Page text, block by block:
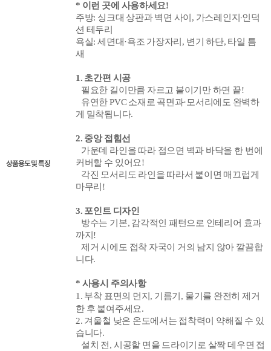
상품용도 및 특징
* 이런 곳에 사용하세요!
주방: 싱크대 상판과 벽면 사이, 가스레인지 ·인덕
션 테두리
욕실: 세면대·욕조 가장자리, 변기 하단, 타일 틈
새
1. 초간편 시공
필요한 길이만큼 자르고 붙이기만 하면 끝!
유연한 PVC 소재 로 곡면과·모서리에도 완벽하
게 밀착됩니다.
2. 중앙 접힘선
가운데 라인을 따라 접으면 벽과 바닥을 한 번에
커버할 수 있어요!
각진 모서리도 라인을 따라서 붙이면 매끄럽게
마무리!
3. 포인트 디자인
방수는 기본, 감각적인 패턴으로 인테리어 효과
까지 !
제거 시에도 접착 자국이 거의 남지 않아 깔끔합
니다.
* 사용시 주의사항
1. 부착 표면의 먼지, 기름기, 물기를 완전히 제거
한 후 붙여주세요.
2. 겨울철 낮은 온도에서는 접착력이 약해질 수 있
습니다.
설치 전, 시공할 면을 드라이기로 살짝 데우면 접